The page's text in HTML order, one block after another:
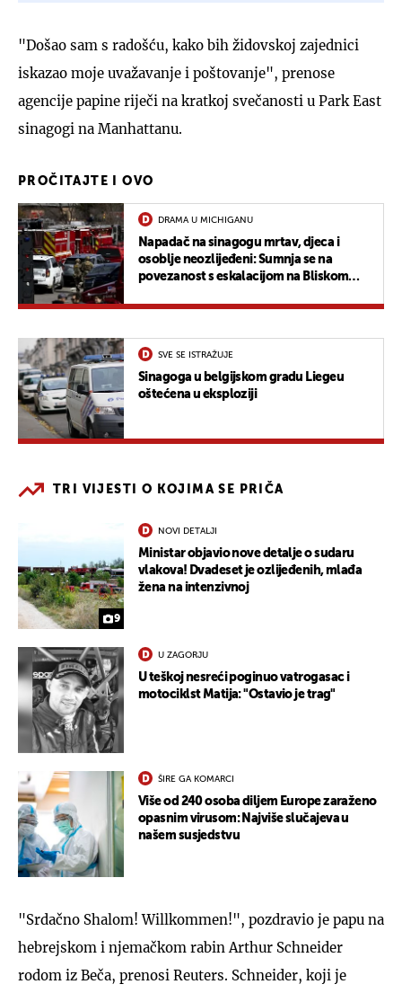
"Došao sam s radošću, kako bih židovskoj zajednici
iskazao moje uvažavanje i poštovanje", prenose
agencije papine riječi na kratkoj svečanosti u Park East
sinagogi na Manhattanu.
PROČITAJTE I OVO
DRAMA U MICHIGANU
Napadač na sinagogu mrtav, djeca i
osoblje neozlijeđeni: Sumnja se na
povezanost s eskalacijom na Bliskom
SVE SE ISTRAŽUJE
Sinagoga u belgijskom gradu Liegeu
oštećena u eksploziji
TRI VIJESTI O KOJIMA SE PRIČA
9
NOVI DETALJI
Ministar objavio nove detalje o sudaru
vlakova! Dvadeset je ozlijeđenih, mlađa
žena na intenzivnoj
U ZAGORJU
U teškoj nesreći poginuo vatrogasac i
motociklst Matija: "Ostavio je trag"
ŠIRE GA KOMARCI
Više od 240 osoba diljem Europe zaraženo
opasnim virusom: Najviše slučajeva u
našem susjedstvu
"Srdačno Shalom! Willkommen!", pozdravio je papu na
hebrejskom i njemačkom rabin Arthur Schneider
rodom iz Beča, prenosi Reuters. Schneider, koji je